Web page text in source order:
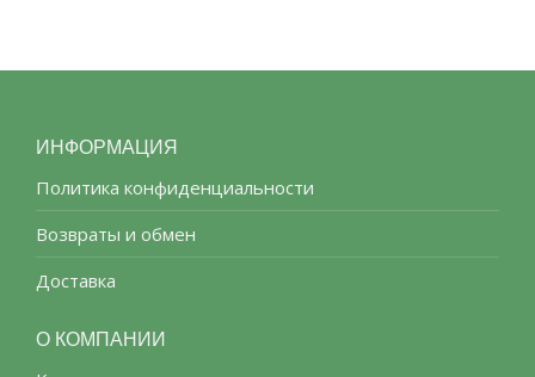
ИНФОРМАЦИЯ
Политика конфиденциальности
Возвраты и обмен
Доставка
О КОМПАНИИ